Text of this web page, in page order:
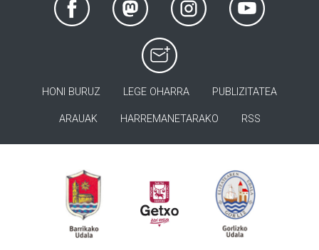
HONI BURUZ LEGE OHARRA PUBLIZITATEA
ARAUAK HARREMANETARAKO RSS